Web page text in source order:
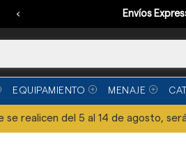
Envíos
‹
EQUIPAMIENTO MENAJE
se realicen del 5 al 14 de agosto,